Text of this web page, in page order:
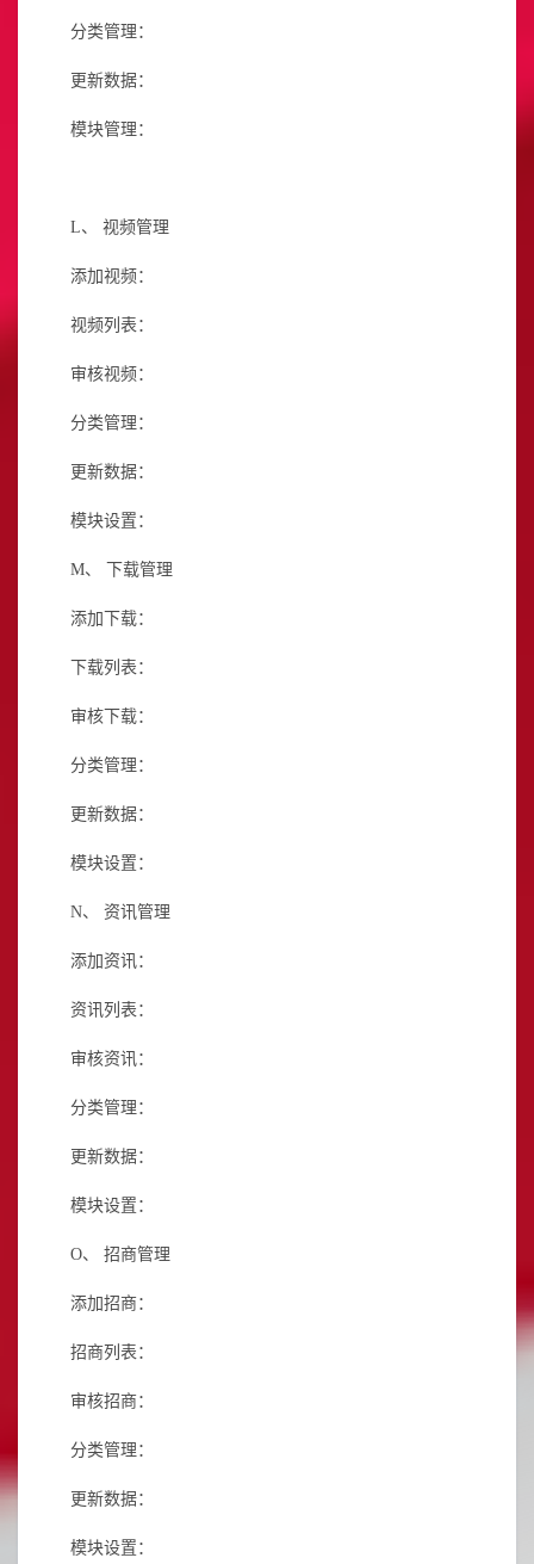
分类管理：
更新数据：
模块管理：
L、 视频管理
添加视频：
视频列表：
审核视频：
分类管理：
更新数据：
模块设置：
M、 下载管理
添加下载：
下载列表：
审核下载：
分类管理：
更新数据：
模块设置：
N、 资讯管理
添加资讯：
资讯列表：
审核资讯：
分类管理：
更新数据：
模块设置：
O、 招商管理
添加招商：
招商列表：
审核招商：
分类管理：
更新数据：
模块设置：